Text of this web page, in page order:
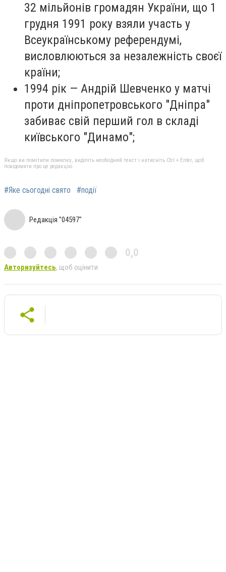
32 мільйонів громадян України, що 1
грудня 1991 року взяли участь у
Всеукраїнському референдумі,
висловлюються за незалежність своєї
країни;
1994 рік — Андрій Шевченко у матчі
проти дніпропетровського "Дніпра"
забиває свій перший гол в складі
київського "Динамо";
Якщо ви помітили помилку, виділіть необхідний текст і натисніть Ctrl + Enter, щоб
повідомити про це редакцію
#Яке сьогодні свято #події
Редакція "04597"
0,0
Авторизуйтесь, щоб оцінити